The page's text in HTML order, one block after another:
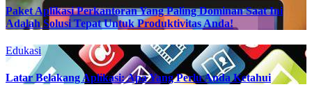
Paket Aplikasi Perkantoran Yang Paling Dominan Saat Ini
Adalah Solusi Tepat Untuk Produktivitas Anda!
Edukasi
Latar Belakang Aplikasi: Apa Yang Perlu Anda Ketahui